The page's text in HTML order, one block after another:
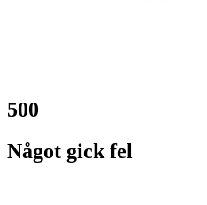
500
Något gick fel